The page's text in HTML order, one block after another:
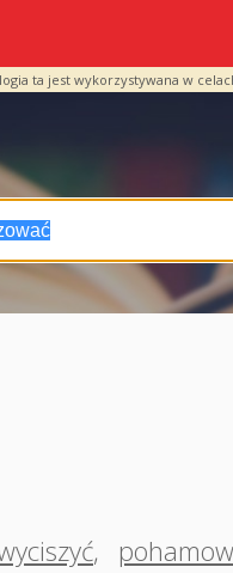
ta jest wykorzystywana w
,